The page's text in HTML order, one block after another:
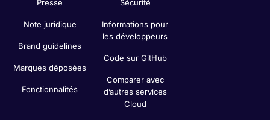
Presse
Note juridique
Brand guidelines
Marques déposées
Fonctionnalités
Sécurité
Informations pour
les développeurs
Code sur GitHub
Comparer avec
d’autres services
Cloud